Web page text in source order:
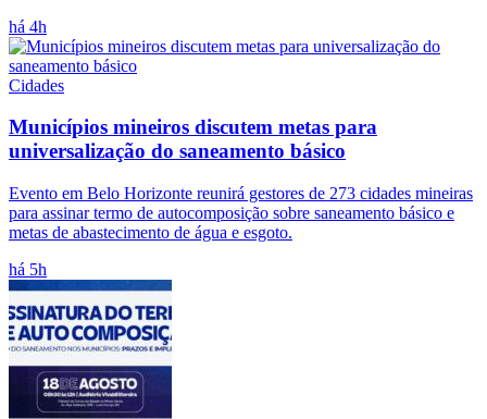
há 4h
Cidades
Municípios mineiros discutem metas para
universalização do saneamento básico
Evento em Belo Horizonte reunirá gestores de 273 cidades mineiras
para assinar termo de autocomposição sobre saneamento básico e
metas de abastecimento de água e esgoto.
há 5h